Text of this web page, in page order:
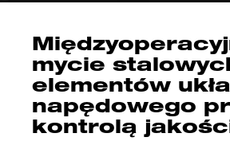
mycie
elementów
napędowego
kontrolą